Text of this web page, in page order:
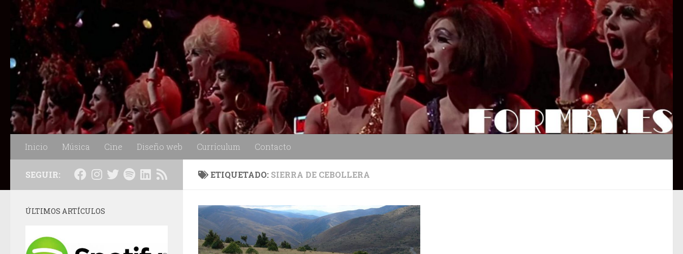
Saltar al contenido
Inicio Música Cine Diseño web Currículum Contacto
ETIQUETADO: SIERRA DE CEBOLLERA
SEGUIR:
ÚLTIMOS ARTÍCULOS